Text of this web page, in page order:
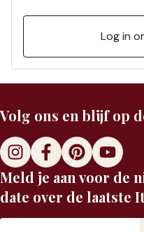
Log in
Volg ons en blijf op
Meld je aan voor de
date over de laatste